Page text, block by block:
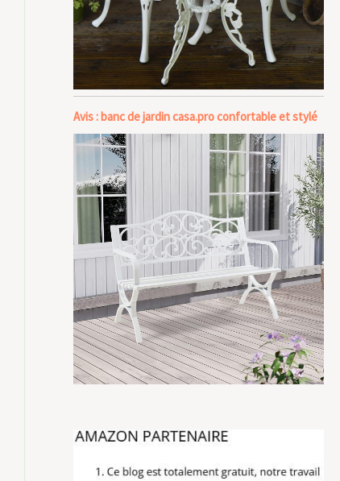
Avis : banc de jardin casa.pro confortable et stylé